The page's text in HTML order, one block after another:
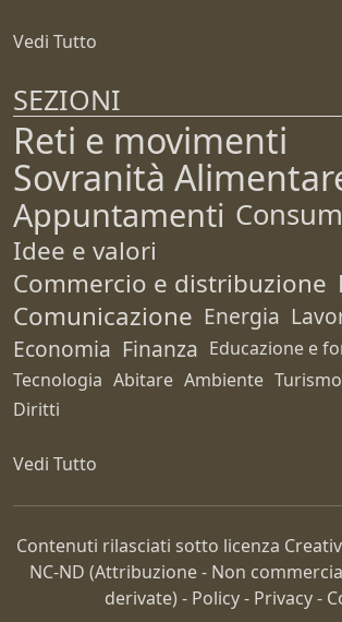
Vedi Tutto
SEZIONI
Reti e movimenti
Sovranità
Appuntamenti
Idee e valori
Commercio e distribuzione
Comunicazione Energia
Economia Finanza Educazione e
Tecnologia Abitare Ambiente Turismo
Diritti
Vedi Tutto
Contenuti rilasciati sotto licenza
NC-ND (Attribuzione - Non
derivate) - Policy- Privacy-